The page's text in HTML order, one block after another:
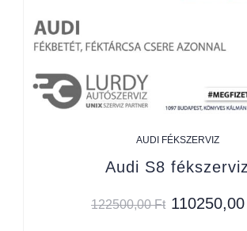
AUDI FÉKSZERVIZ
Audi S8 fékszerviz
122500,00Ft 110250,00